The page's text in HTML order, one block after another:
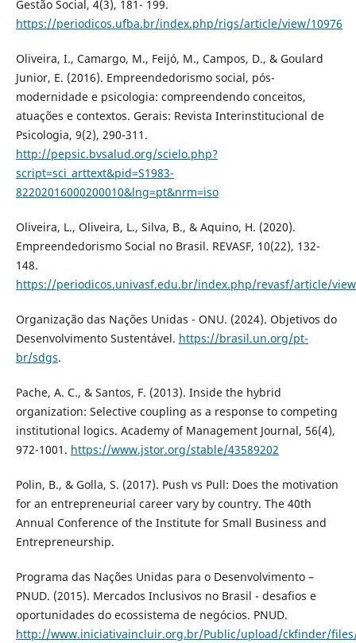
Gestão Social, 4(3), 181- 199.
https://periodicos.ufba.br/index.php/rigs/article/view/10976
Oliveira, I., Camargo, M., Feijó, M., Campos, D., & Goulard
Junior, E. (2016). Empreendedorismo social, pós-
modernidade e psicologia: compreendendo conceitos,
atuações e contextos. Gerais: Revista Interinstitucional de
Psicologia, 9(2), 290-311.
http://pepsic.bvsalud.org/scielo.php?
script=sci_arttext&pid=S1983-
82202016000200010&lng=pt&nrm=iso
Oliveira, L., Oliveira, L., Silva, B., & Aquino, H. (2020).
Empreendedorismo Social no Brasil. REVASF, 10(22), 132-
148.
https://periodicos.univasf.edu.br/index.php/revasf/article/
Organização das Nações Unidas - ONU. (2024). Objetivos do
Desenvolvimento Sustentável. https://brasil.un.org/pt-
br/sdgs.
Pache, A. C., & Santos, F. (2013). Inside the hybrid
organization: Selective coupling as a response to competing
institutional logics. Academy of Management Journal, 56(4),
972-1001. https://www.jstor.org/stable/43589202
Polin, B., & Golla, S. (2017). Push vs Pull: Does the motivation
for an entrepreneurial career vary by country. The 40th
Annual Conference of the Institute for Small Business and
Entrepreneurship.
Programa das Nações Unidas para o Desenvolvimento –
PNUD. (2015). Mercados Inclusivos no Brasil - desafios e
oportunidades do ecossistema de negócios. PNUD.
http://www.iniciativaincluir.org.br/Public/upload/ckfinder/files/